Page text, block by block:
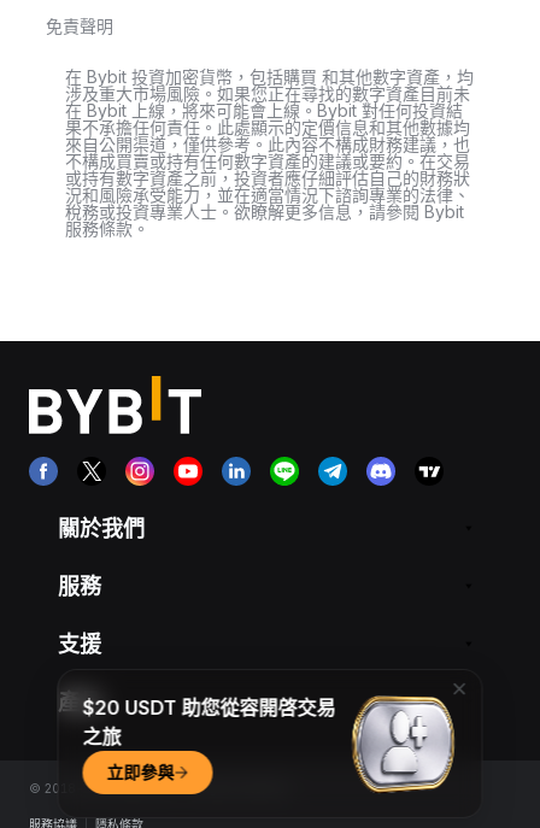
免責聲明
在 Bybit 投資加密貨幣，包括購買 和其他數字資產，均
涉及重大市場風險。如果您正在尋找的數字資產目前未
在 Bybit 上線，將來可能會上線。Bybit 對任何投資結
果不承擔任何責任。此處顯示的定價信息和其他數據均
來自公開渠道，僅供參考。此內容不構成財務建議，也
不構成買賣或持有任何數字資產的建議或要約。在交易
或持有數字資產之前，投資者應仔細評估自己的財務狀
況和風險承受能力，並在適當情況下諮詢專業的法律、
稅務或投資專業人士。欲瞭解更多信息，請參閱 Bybit
服務條款。
關於我們
服務
支援
產品
© 2018-2026 Bybit.com. All rights reserved.
服務協議 隱私條款
$20 USDT 助您從容開啓交易
之旅
立即參與